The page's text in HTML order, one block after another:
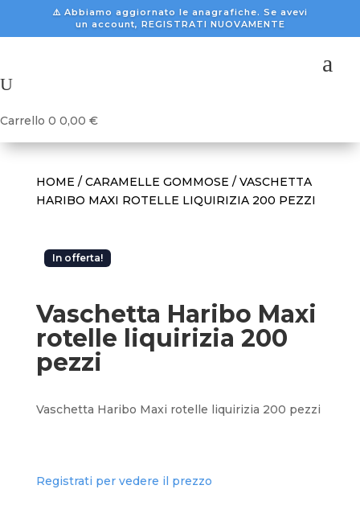
⚠️ Abbiamo aggiornato le anagrafiche. Se avevi
un account, REGISTRATI NUOVAMENTE
a
U
Carrello 0 0,00 €
HOME / CARAMELLE GOMMOSE / VASCHETTA
HARIBO MAXI ROTELLE LIQUIRIZIA 200 PEZZI
In offerta!
Vaschetta Haribo Maxi
rotelle liquirizia 200
pezzi
Vaschetta Haribo Maxi rotelle liquirizia 200 pezzi
Registrati per vedere il prezzo